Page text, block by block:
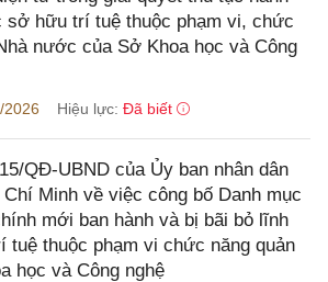
sở hữu trí tuệ thuộc phạm vi, chức
nước của Sở Khoa học và Công
2026 Hiệu lực: Đã biết
QĐ-UBND của Ủy ban nhân dân
Chí Minh về việc công bố Danh mục
mới ban hành và bị bãi bỏ lĩnh
thuộc phạm vi chức năng quản
học và Công nghệ